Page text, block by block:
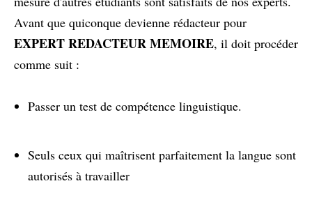
Avant que quiconque devienne rédacteur pour
EXPERT REDACTEUR MEMOIRE, il doit procéder
comme suit :
Passer un test de compétence linguistique.
Seuls ceux qui maîtrisent parfaitement la langue sont
autorisés à travailler